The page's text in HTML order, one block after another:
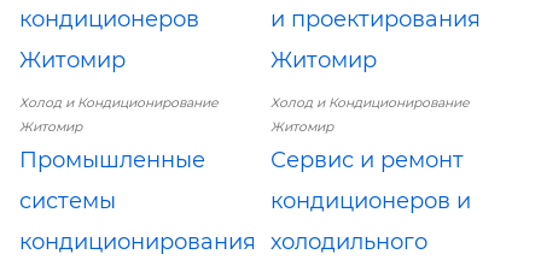
кондиционеров
Житомир
и проектирования
Житомир
Холод и Кондиционирование
Житомир
Промышленные
системы
кондиционирования
Холод и Кондиционирование
Житомир
Сервис и ремонт
кондиционеров и
холодильного